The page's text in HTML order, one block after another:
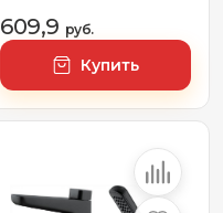
609,9 руб.
Купить